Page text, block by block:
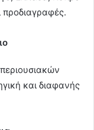
προδιαγραφές.
και διαφανής